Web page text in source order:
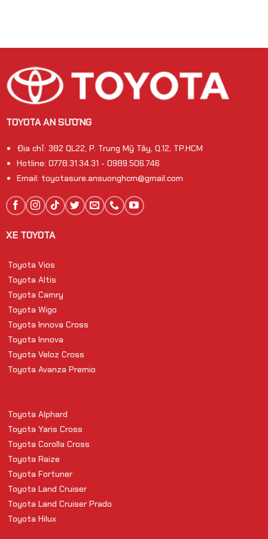
TOYOTA AN SƯƠNG
Địa chỉ: 382 QL22, P. Trung Mỹ Tây, Q.12, TP.HCM
Hotline: 0778.31.34.31 - 0989.506.746
Email: toyotasure.ansuonghcm@gmail.com
XE TOYOTA
Toyota Vios
Toyota Altis
Toyota Camry
Toyota Wigo
Toyota Innova Cross
Toyota Innova
Toyota Veloz Cross
Toyota Avanza Premio
Toyota Alphard
Toyota Yaris Cross
Toyota Corolla Cross
Toyota Raize
Toyota Fortuner
Toyota Land Cruiser
Toyota Land Cruiser Prado
Toyota Hilux